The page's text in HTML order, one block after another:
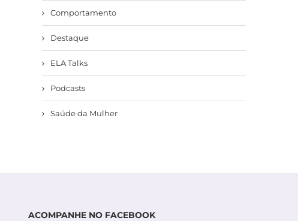
Comportamento
Destaque
ELA Talks
Podcasts
Saúde da Mulher
ACOMPANHE NO FACEBOOK